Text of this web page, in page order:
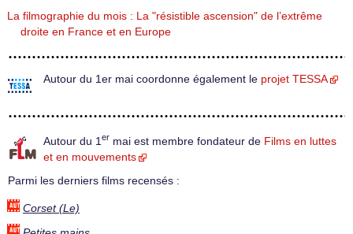
La filmographie du mois : La "résistible ascension" de l’extrême
droite en France et en Europe
Autour du 1er mai coordonne également le projet TESSA
Autour du 1 er mai est membre fondateur de Films en luttes
et en mouvements
Parmi les derniers films recensés :
Corset (Le)